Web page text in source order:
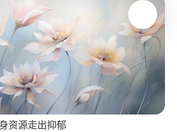
资源走出抑郁